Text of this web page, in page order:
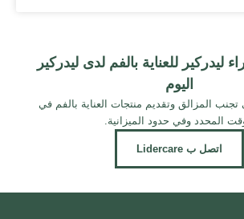
ليدركير للعناية بالفم لدى ليدركير
اليوم
المزالق وتقديم منتجات العناية بالفم في
المحدد وفي حدود الميزانية.
اتصل ب Lidercare